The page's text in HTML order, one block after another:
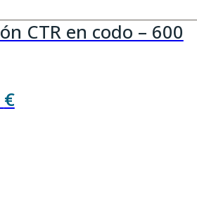
CTR en codo – 600
€